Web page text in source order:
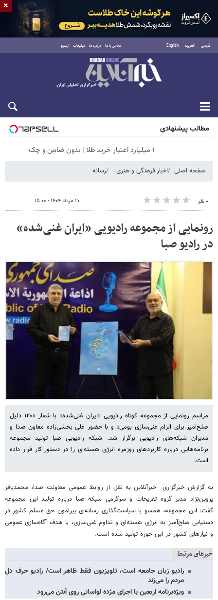
فارسی العربية English تماس با ما درباره ما تبلیغات آرشیو
شنبه ۱۷ مرداد ۱۴۰۵
مطالب پیشنهادی
۱ میلیارد اعتبار خرید طلا | بدون ضامن و چک
صفحه اصلی اخبار فرهنگی و هنری رسانه
۰ نفر ۲۰ مرداد ۱۴۰۴ - ۱۵:۰۰
رونمایی از مجموعه رادیویی «ایران غنی‌شده»
در رادیو صبا
مراسم رونمایی از مجموعه کوتاه رادیویی «ایران غنی‌شده» با شعار «۱۲۰ دلیل
صلح‌آمیز برای الزام غنی‌سازی بومی» و با حضور علی بخشی‌زاده معاون صدا و
مدیران شبکه‌های رادیویی برگزار شد. شبکه رادیویی صبا تولید مجموعه
برنامه‌هایی درباره کاربردهای روزمره انرژی هسته‌ای را در دستور کار قرار داده
است.
به گزارش خبرگزاری خبرآنلاین به نقل از روابط عمومی معاونت صدا، محمدباقر
پروین‌نژاد مدیر گروه تفریحات و سرگرمی شبکه صبا درباره تولید این مجموعه
گفت: این مجموعه، همسو با سیاست‌گذاری رسانه‌ای پیرامون حق مسلم کشور در
دستیابی صلح‌آمیز به انرژی هسته‌ای و تداوم غنی‌سازی، با هدف آگاه‌سازی عمومی
و نیازهای کشور در این حوزه تولید شده است.
خبرهای مرتبط
رادیو زبان جامعه است، تلویزیون فقط ظاهر است/ رادیو حرف دل
مردم را می‌زند
ویژه‌برنامه اربعین با اجرای مژده لواسانی روی آنتن می‌رود
×